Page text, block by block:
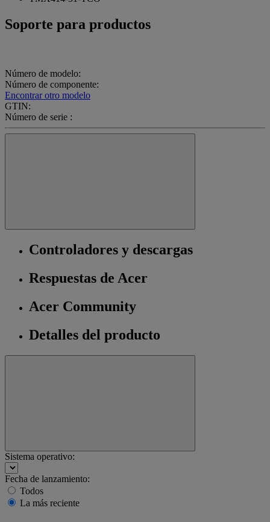
Soporte para productos
Número de modelo:
Número de componente:
Encontrar otro modelo
GTIN:
Número de serie :
Controladores y descargas
Respuestas de Acer
Acer Community
Detalles del producto
Sistema operativo:
Fecha de lanzamiento:
Todos
La más reciente